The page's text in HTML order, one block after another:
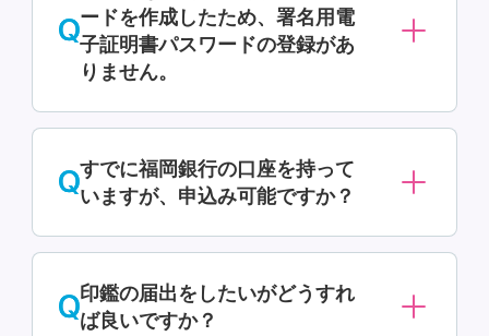
電話番号など推測されやすい番号は登
録できません。
ードを作成したため、署名用電
子証明書パスワードの登録があ
りません。
署名用電子証明書のパスワードを登録
されていない場合は、セブン銀行ATM
でのお申込みができません。銀行HPよ
り来店予約のうえ、銀行窓口でお申込
みをお願いします。（来店予約）
すでに福岡銀行の口座を持って
いますが、申込み可能ですか？
当行口座をお持ちでない方のみ申込み
できます。（2口座目の作成は不可）
印鑑の届出をしたいがどうすれ
ば良いですか？